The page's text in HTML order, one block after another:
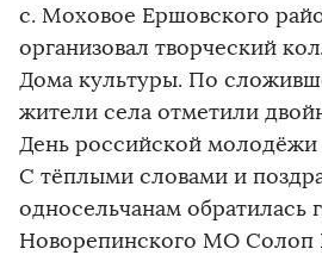
с. Моховое Ершовского
организовал творческий
Дома культуры. По
жители села отметили
День российской молодёжи
С тёплыми словами и
односельчанам обратилась
Новорепинского МО Солоп